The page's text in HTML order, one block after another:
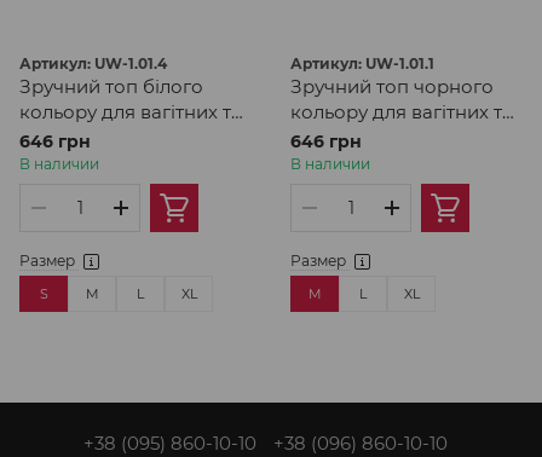
Артикул: UW-1.01.4
Зручний топ білого
кольору для вагітних та
годуючих
646 грн
В наличии
Размер
S M L XL
Артикул: UW-1.01.1
Зручний топ чорного
кольору для вагітних та
годуючих
646 грн
В наличии
Размер
M L XL
+38 (095) 860-10-10 +38 (096) 860-10-10